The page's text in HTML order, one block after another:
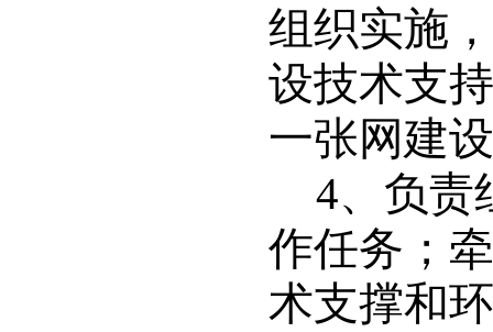
组织实施
设技术支
一张网建
4、负责
作任务；
术支撑和